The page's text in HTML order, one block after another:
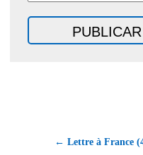
← Lettre à France